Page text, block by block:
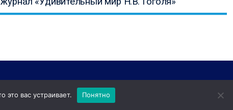
вас устраивает.
Понятно